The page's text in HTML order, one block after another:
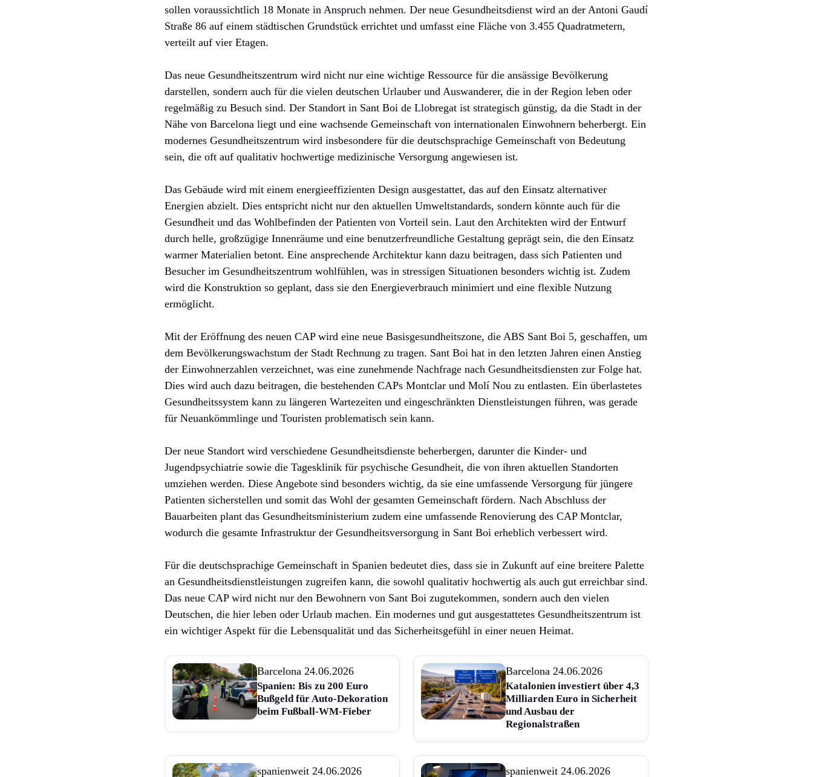
sollen voraussichtlich 18 Monate in Anspruch nehmen. Der neue Gesundheitsdienst wird an der Antoni Gaudí
Straße 86 auf einem städtischen Grundstück errichtet und umfasst eine Fläche von 3.455 Quadratmetern,
verteilt auf vier Etagen.
Das neue Gesundheitszentrum wird nicht nur eine wichtige Ressource für die ansässige Bevölkerung
darstellen, sondern auch für die vielen deutschen Urlauber und Auswanderer, die in der Region leben oder
regelmäßig zu Besuch sind. Der Standort in Sant Boi de Llobregat ist strategisch günstig, da die Stadt in der
Nähe von Barcelona liegt und eine wachsende Gemeinschaft von internationalen Einwohnern beherbergt. Ein
modernes Gesundheitszentrum wird insbesondere für die deutschsprachige Gemeinschaft von Bedeutung
sein, die oft auf qualitativ hochwertige medizinische Versorgung angewiesen ist.
Das Gebäude wird mit einem energieeffizienten Design ausgestattet, das auf den Einsatz alternativer
Energien abzielt. Dies entspricht nicht nur den aktuellen Umweltstandards, sondern könnte auch für die
Gesundheit und das Wohlbefinden der Patienten von Vorteil sein. Laut den Architekten wird der Entwurf
durch helle, großzügige Innenräume und eine benutzerfreundliche Gestaltung geprägt sein, die den Einsatz
warmer Materialien betont. Eine ansprechende Architektur kann dazu beitragen, dass sich Patienten und
Besucher im Gesundheitszentrum wohlfühlen, was in stressigen Situationen besonders wichtig ist. Zudem
wird die Konstruktion so geplant, dass sie den Energieverbrauch minimiert und eine flexible Nutzung
ermöglicht.
Mit der Eröffnung des neuen CAP wird eine neue Basisgesundheitszone, die ABS Sant Boi 5, geschaffen, um
dem Bevölkerungswachstum der Stadt Rechnung zu tragen. Sant Boi hat in den letzten Jahren einen Anstieg
der Einwohnerzahlen verzeichnet, was eine zunehmende Nachfrage nach Gesundheitsdiensten zur Folge hat.
Dies wird auch dazu beitragen, die bestehenden CAPs Montclar und Molí Nou zu entlasten. Ein überlastetes
Gesundheitssystem kann zu längeren Wartezeiten und eingeschränkten Dienstleistungen führen, was gerade
für Neuankömmlinge und Touristen problematisch sein kann.
Der neue Standort wird verschiedene Gesundheitsdienste beherbergen, darunter die Kinder- und
Jugendpsychiatrie sowie die Tagesklinik für psychische Gesundheit, die von ihren aktuellen Standorten
umziehen werden. Diese Angebote sind besonders wichtig, da sie eine umfassende Versorgung für jüngere
Patienten sicherstellen und somit das Wohl der gesamten Gemeinschaft fördern. Nach Abschluss der
Bauarbeiten plant das Gesundheitsministerium zudem eine umfassende Renovierung des CAP Montclar,
wodurch die gesamte Infrastruktur der Gesundheitsversorgung in Sant Boi erheblich verbessert wird.
Für die deutschsprachige Gemeinschaft in Spanien bedeutet dies, dass sie in Zukunft auf eine breitere Palette
an Gesundheitsdienstleistungen zugreifen kann, die sowohl qualitativ hochwertig als auch gut erreichbar sind.
Das neue CAP wird nicht nur den Bewohnern von Sant Boi zugutekommen, sondern auch den vielen
Deutschen, die hier leben oder Urlaub machen. Ein modernes und gut ausgestattetes Gesundheitszentrum ist
ein wichtiger Aspekt für die Lebensqualität und das Sicherheitsgefühl in einer neuen Heimat.
Barcelona 24.06.2026
Spanien: Bis zu 200 Euro
Bußgeld für Auto-Dekoration
beim Fußball-WM-Fieber
Barcelona 24.06.2026
Katalonien investiert über 4,3
Milliarden Euro in Sicherheit
und Ausbau der
Regionalstraßen
spanienweit 24.06.2026 spanienweit 24.06.2026